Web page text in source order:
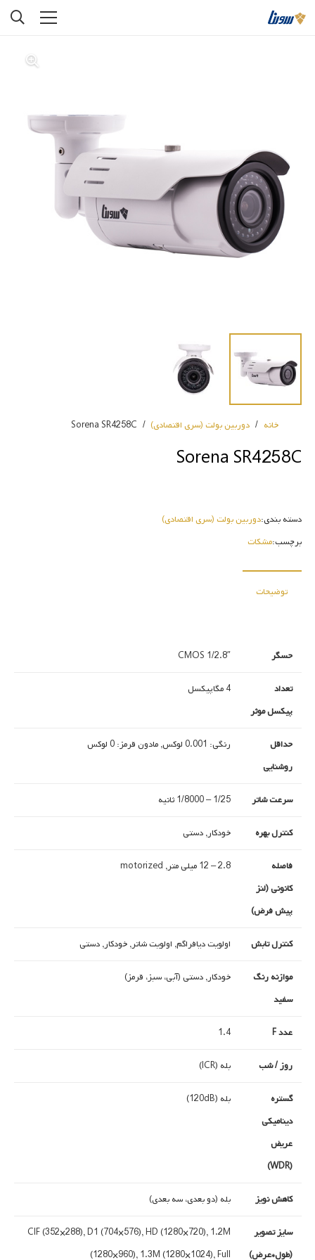
خانه / دوربین بولت (سری اقتصادی) /
Sorena SR4258C
Sorena SR4258C
دسته بندی:دوربین بولت (سری اقتصادی)
برچسب:مشکات
توضیحات
حسگر 1/2.8″ CMOS
تعداد
پیکسل موثر
4 مگاپیکسل
حداقل
روشنایی
رنگی: 0.001 لوکس, مادون قرمز: 0 لوکس
سرعت شاتر 1/25 – 1/8000 ثانیه
کنترل بهره خودکار, دستی
فاصله
کانونی (لنز
پیش فرض)
2.8 – 12 میلی متر, motorized
کنترل تابش اولویت دیافراگم, اولویت شاتر, خودکار, دستی
موازنه رنگ
سفید
خودکار, دستی (آبی، سبز، قرمز)
عدد F 1.4
روز / شب بله (ICR)
گستره
دینامیکی
عریض
(WDR)
بله (120dB)
کاهش نویز بله (دو بعدی، سه بعدی)
سایز تصویر
(طول*عرض)
CIF (352×288), D1 (704×576), HD (1280×720), 1.2M
(1280×960), 1.3M (1280×1024), Full